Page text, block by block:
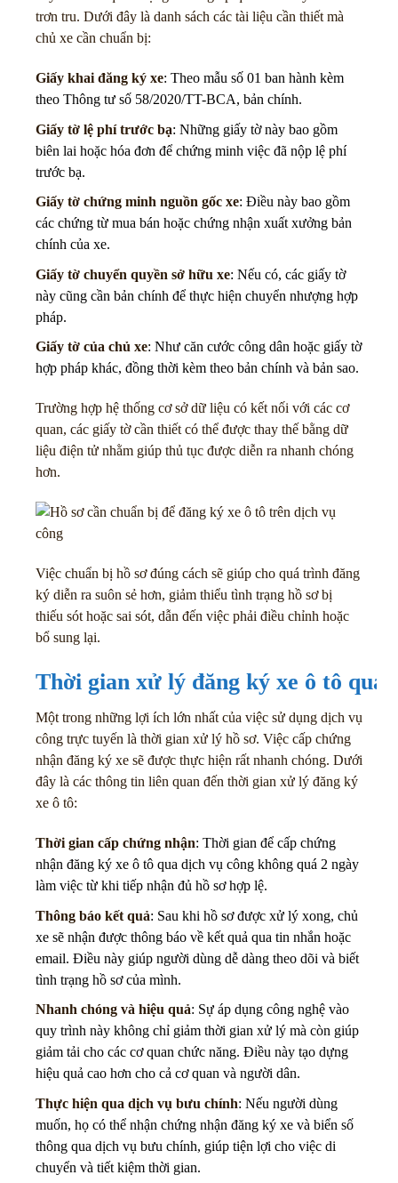
trơn tru. Dưới đây là danh sách các tài liệu cần thiết mà
chủ xe cần chuẩn bị:
Giấy khai đăng ký xe: Theo mẫu số 01 ban hành kèm
theo Thông tư số 58/2020/TT-BCA, bản chính.
Giấy tờ lệ phí trước bạ: Những giấy tờ này bao gồm
biên lai hoặc hóa đơn để chứng minh việc đã nộp lệ phí
trước bạ.
Giấy tờ chứng minh nguồn gốc xe: Điều này bao gồm
các chứng từ mua bán hoặc chứng nhận xuất xưởng bản
chính của xe.
Giấy tờ chuyển quyền sở hữu xe: Nếu có, các giấy tờ
này cũng cần bản chính để thực hiện chuyển nhượng hợp
pháp.
Giấy tờ của chủ xe: Như căn cước công dân hoặc giấy tờ
hợp pháp khác, đồng thời kèm theo bản chính và bản sao.
Trường hợp hệ thống cơ sở dữ liệu có kết nối với các cơ
quan, các giấy tờ cần thiết có thể được thay thế bằng dữ
liệu điện tử nhằm giúp thủ tục được diễn ra nhanh chóng
hơn.
Việc chuẩn bị hồ sơ đúng cách sẽ giúp cho quá trình đăng
ký diễn ra suôn sẻ hơn, giảm thiểu tình trạng hồ sơ bị
thiếu sót hoặc sai sót, dẫn đến việc phải điều chỉnh hoặc
bổ sung lại.
Thời gian xử lý đăng ký xe ô tô qua
Một trong những lợi ích lớn nhất của việc sử dụng dịch vụ
công trực tuyến là thời gian xử lý hồ sơ. Việc cấp chứng
nhận đăng ký xe sẽ được thực hiện rất nhanh chóng. Dưới
đây là các thông tin liên quan đến thời gian xử lý đăng ký
xe ô tô:
Thời gian cấp chứng nhận: Thời gian để cấp chứng
nhận đăng ký xe ô tô qua dịch vụ công không quá 2 ngày
làm việc từ khi tiếp nhận đủ hồ sơ hợp lệ.
Thông báo kết quả: Sau khi hồ sơ được xử lý xong, chủ
xe sẽ nhận được thông báo về kết quả qua tin nhắn hoặc
email. Điều này giúp người dùng dễ dàng theo dõi và biết
tình trạng hồ sơ của mình.
Nhanh chóng và hiệu quả: Sự áp dụng công nghệ vào
quy trình này không chỉ giảm thời gian xử lý mà còn giúp
giảm tải cho các cơ quan chức năng. Điều này tạo dựng
hiệu quả cao hơn cho cả cơ quan và người dân.
Thực hiện qua dịch vụ bưu chính: Nếu người dùng
muốn, họ có thể nhận chứng nhận đăng ký xe và biển số
thông qua dịch vụ bưu chính, giúp tiện lợi cho việc di
chuyển và tiết kiệm thời gian.